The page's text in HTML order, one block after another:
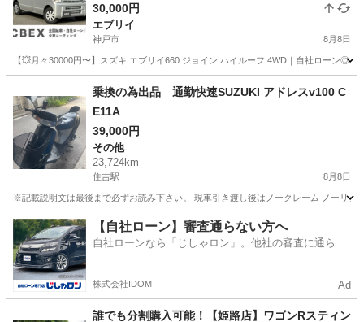
30,000円
エブリイ
神戸市 8月8日
【💥月々30000円〜】スズキ エブリイ660 ジョイン ハイルーフ 4WD｜自社ローン◎
エブリイ
乗換の為出品 通勤快速SUZUKI アドレスv100 C
E11A
39,000円
その他
23,724km
住吉駅 8月8日
※記載説明文は最後まで必ずお読み下さい。 現車引き渡し後はノークレーム ノーリ
兵庫 神戸市 住吉駅 その他
【自社ローン】審査通らない方へ
自社ローンなら「じしゃロン」。他社の審査に通らな
株式会社IDOM Ad
誰でも分割購入可能！【姫路店】ワゴンRスティン